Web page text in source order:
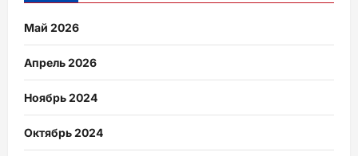
Май 2026
Апрель 2026
Ноябрь 2024
Октябрь 2024